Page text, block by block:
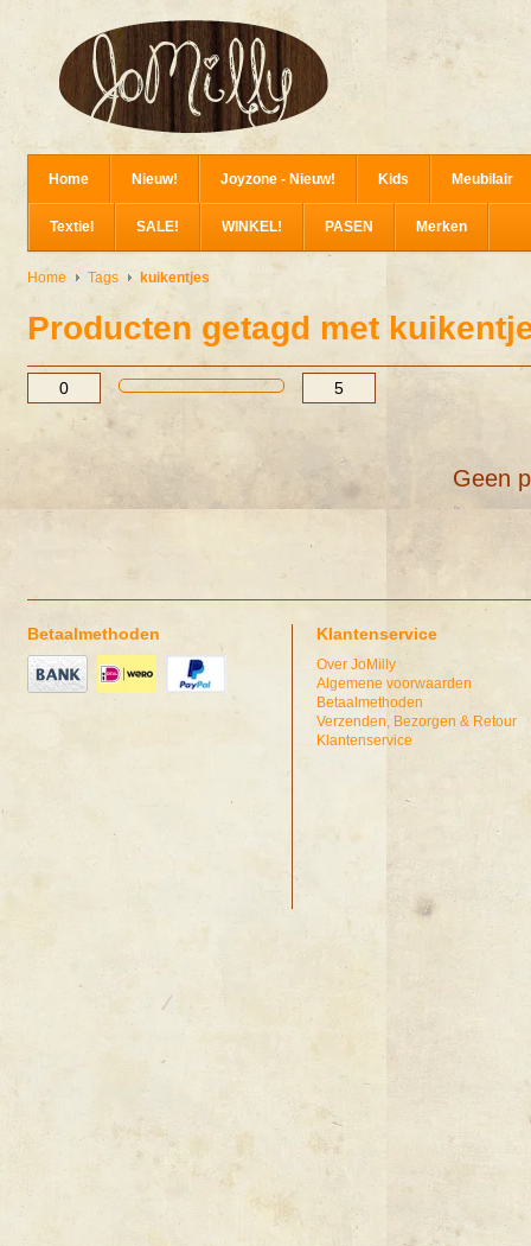
Home Nieuw! Joyzone - Nieuw! Kids Meubilair
Textiel SALE! WINKEL! PASEN Merken
Home Tags kuikentjes
Producten getagd met
Geen
Betaalmethoden Klantenservice
Over JoMilly
Algemene voorwaarden
Betaalmethoden
Verzenden, Bezorgen & Retour
Klantenservice